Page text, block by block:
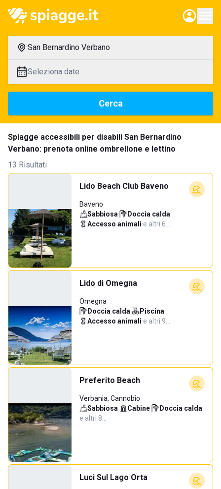
San Bernardino Verbano
Seleziona date
Cerca
Spiagge accessibili per disabili San Bernardino
Verbano: prenota online ombrellone e lettino
13 Risultati
Lido Beach Club Baveno
Baveno
Sabbiosa· Doccia calda·
Accesso animali·e altri 6…
Lido di Omegna
Omegna
Doccia calda· Piscina·
Accesso animali·e altri 9…
Preferito Beach
Verbania, Cannobio
Sabbiosa· Cabine· Doccia calda·
e altri 8…
Luci Sul Lago Orta